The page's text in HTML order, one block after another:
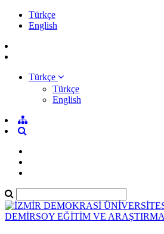
Türkçe
English
Türkçe
Türkçe
English